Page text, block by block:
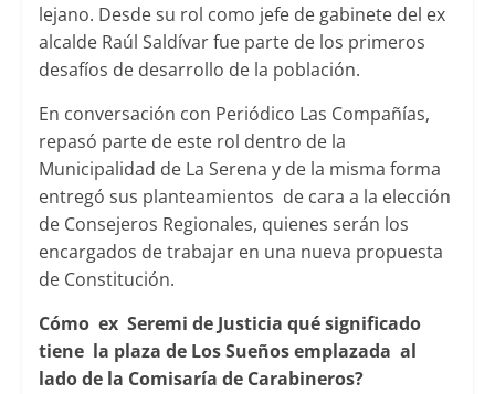
lejano. Desde su rol como jefe de gabinete del ex
alcalde Raúl Saldívar fue parte de los primeros
desafíos de desarrollo de la población.
En conversación con Periódico Las Compañías,
repasó parte de este rol dentro de la
Municipalidad de La Serena y de la misma forma
entregó sus planteamientos de cara a la elección
de Consejeros Regionales, quienes serán los
encargados de trabajar en una nueva propuesta
de Constitución.
Cómo ex Seremi de Justicia qué significado
tiene la plaza de Los Sueños emplazada al
lado de la Comisaría de Carabineros?